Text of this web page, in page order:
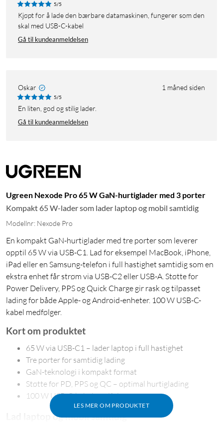
5/5
Kjøpt for å lade den bærbare datamaskinen, fungerer som den
skal med USB-C-kabel
Gå til kundeanmeldelsen
Oskar 1 måned siden
5/5
En liten, god og stilig lader.
Gå til kundeanmeldelsen
Ugreen Nexode Pro 65 W GaN-hurtiglader med 3 porter
Kompakt 65 W-lader som lader laptop og mobil samtidig
Modellnr: Nexode Pro
En kompakt GaN-hurtiglader med tre porter som leverer
opptil 65 W via USB-C1. Lad for eksempel MacBook, iPhone,
iPad eller en Samsung-telefon i full hastighet samtidig som en
ekstra enhet får strøm via USB-C2 eller USB-A. Støtte for
Power Delivery, PPS og Quick Charge gir rask og tilpasset
lading for både Apple- og Android-enheter. 100 W USB-C-
kabel medfølger.
LES MER OM PRODUKTET
Kort om produktet
65 W via USB-C1 – lader laptop i full hastighet
Tre porter for samtidig lading
GaN-teknologi i kompakt format
Støtte for PD, PPS og QC – optimal hurtiglading
100 W USB-C-kabel medfølger
Lad laptop og mobil samtidig